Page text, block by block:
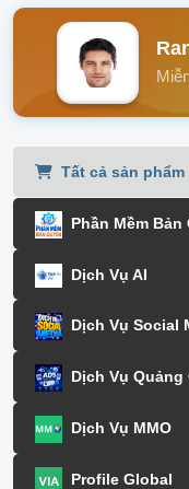
Tất cả sản phẩm
Phần Mềm Bản
Dịch Vụ AI
Dịch Vụ Social
Dịch Vụ Quảng
Dịch Vụ MMO
Profile Global